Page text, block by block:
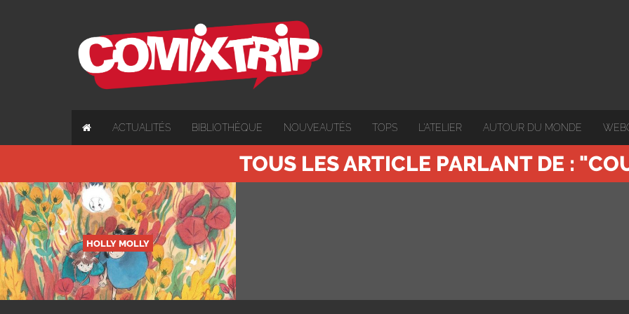
ACTUALITÉS BIBLIOTHÈQUE NOUVEAUTÉS TOPS L'ATELIER AUTOUR DU MONDE
TOUS LES ARTICLE PARLANT DE :
HOLLY MOLLY